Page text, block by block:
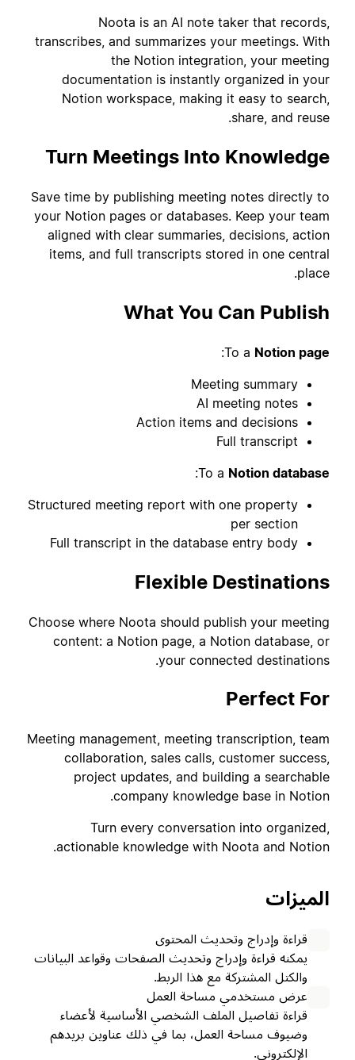
Noota is an AI note taker that records,
transcribes, and summarizes your meetings. With
the Notion integration, your meeting
documentation is instantly organized in your
Notion workspace, making it easy to search,
share, and reuse.
Turn Meetings Into Knowledge
Save time by publishing meeting notes directly to
your Notion pages or databases. Keep your team
aligned with clear summaries, decisions, action
items, and full transcripts stored in one central
place.
What You Can Publish
To a Notion page
:
Meeting summary
AI meeting notes
Action items and decisions
Full transcript
To a Notion database
:
Structured meeting report with one property
per section
Full transcript in the database entry body
Flexible Destinations
Choose where Noota should publish your meeting
content: a Notion page, a Notion database, or
your connected destinations.
Perfect For
Meeting management, meeting transcription, team
collaboration, sales calls, customer success,
project updates, and building a searchable
company knowledge base in Notion.
Turn every conversation into organized,
actionable knowledge with Noota and Notion.
الميزات
قراءة وإدراج وتحديث المحتوى
يمكنه قراءة وإدراج وتحديث الصفحات وقواعد البيانات
والكتل المشتركة مع هذا الربط.
عرض مستخدمي مساحة العمل
قراءة تفاصيل الملف الشخصي الأساسية لأعضاء
وضيوف مساحة العمل، بما في ذلك عناوين بريدهم
الإلكتروني.